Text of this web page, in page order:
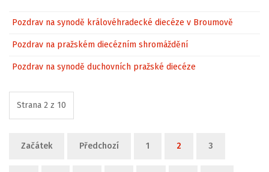
Pozdrav na synodě královéhradecké diecéze v Broumově
Pozdrav na pražském diecézním shromáždění
Pozdrav na synodě duchovních pražské diecéze
Strana 2 z 10
Začátek Předchozí 1 2 3